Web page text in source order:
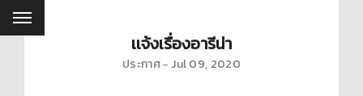
เเจ้งเรื่องอารีน่า
ประกาศ Jul 09, 2020